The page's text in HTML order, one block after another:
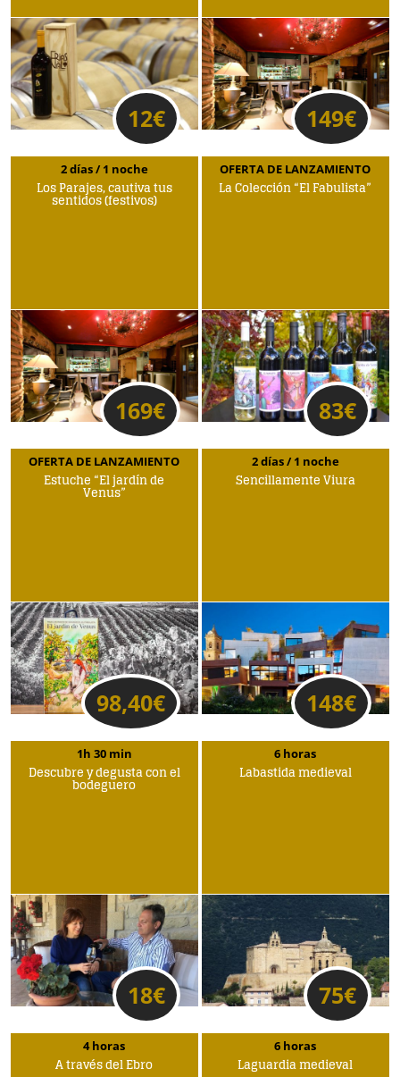
12€ 149€
2 días / 1 noche
Los Parajes, cautiva tus
sentidos (festivos)
169€
OFERTA DE LANZAMIENTO
La Colección “El Fabulista”
83€
OFERTA DE LANZAMIENTO
Estuche “El jardín de
Venus”
98,40€
2 días / 1 noche
Sencillamente Viura
148€
1h 30 min
Descubre y degusta con el
bodeguero
18€
6 horas
Labastida medieval
75€
4 horas
A través del Ebro
6 horas
Laguardia medieval